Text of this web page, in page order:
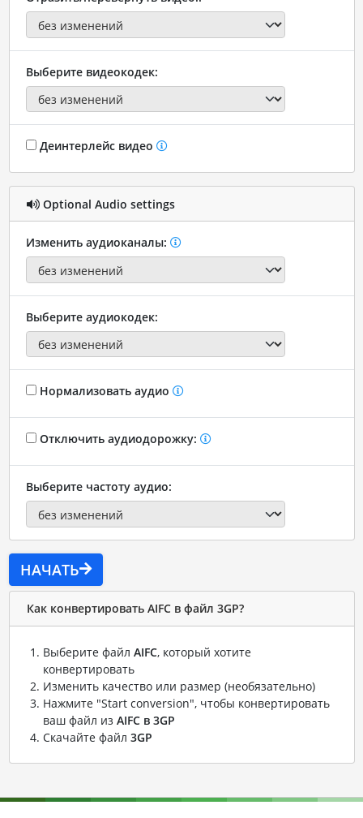
Выберите видеокодек:
Деинтерлейс видео
Optional Audio settings
Изменить аудиоканалы:
Выберите аудиокодек:
Нормализовать аудио
Отключить аудиодорожку:
Выберите частоту аудио:
НАЧАТЬ
Как конвертировать AIFC в файл 3GP?
Выберите файл AIFC, который хотите
конвертировать
Изменить качество или размер (необязательно)
Нажмите "Start conversion", чтобы конвертировать
ваш файл из AIFC в 3GP
Скачайте файл 3GP